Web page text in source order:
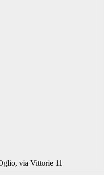
via Vittorie 11